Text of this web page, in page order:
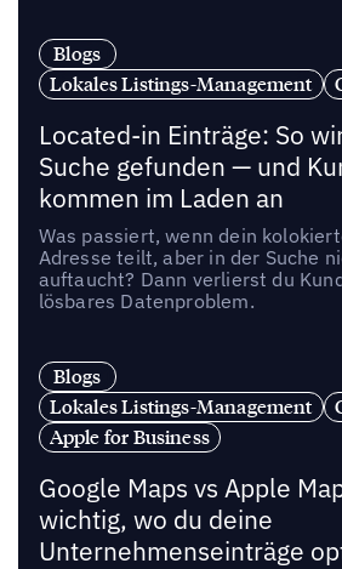
Blogs
Lokales Listings-Management
Located-in Einträge: So
Suche gefunden — und
kommen im Laden an
Was passiert, wenn dein
Adresse teilt, aber in der Suche
auftaucht? Dann verlierst du
lösbares Datenproblem.
Blogs
Lokales Listings-Management
Apple for Business
Google Maps vs Apple
wichtig, wo du deine
Unternehmenseinträge